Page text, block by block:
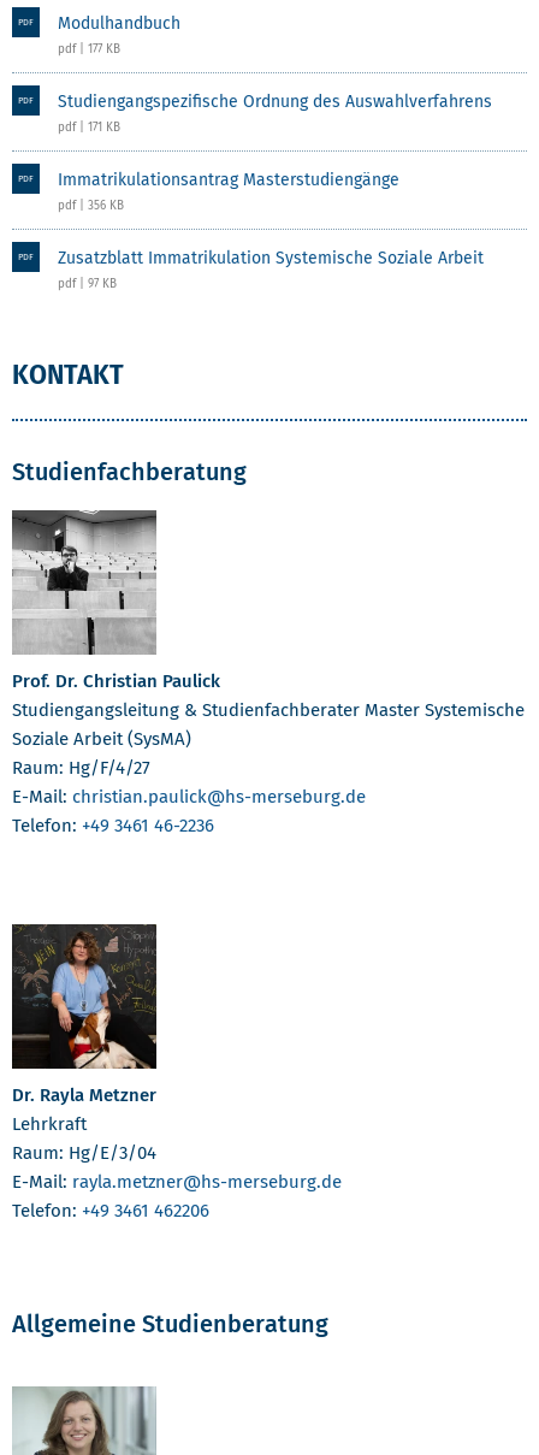
PDF Modulhandbuch
pdf | 177 KB
PDF Studiengangspezifische Ordnung des Auswahlverfahrens
pdf | 171 KB
PDF Immatrikulationsantrag Masterstudiengänge
pdf | 356 KB
PDF Zusatzblatt Immatrikulation Systemische Soziale Arbeit
pdf | 97 KB
KONTAKT
Studienfachberatung
Prof. Dr. Christian Paulick
Studiengangsleitung & Studienfachberater Master Systemische
Soziale Arbeit (SysMA)
Raum: Hg/F/4/27
E-Mail: christian.paulick@hs-merseburg.de
Telefon: +49 3461 46-2236
Dr. Rayla Metzner
Lehrkraft
Raum: Hg/E/3/04
E-Mail: rayla.metzner@hs-merseburg.de
Telefon: +49 3461 462206
Allgemeine Studienberatung